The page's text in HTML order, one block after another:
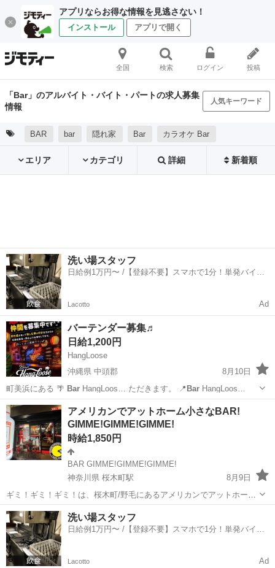
アプリならお得な情報を見逃さない！
インストール アプリで開く
全国 検索 ログイン 投稿
「Bar」のアルバイト・バイト・パートの求人募集
情報
人気キーワード
BAR bar 隠れ家 Bar カラオケ Bar
エリア カテゴリ 詳細 新着順
洗い場スタッフ
日給例1万円〜 /【登録不要】スマホで1分！単発バイト
Lacotto Ad
バーテンダー募集♬
日給1,200円
HangLoose
沖縄県 中頭郡
8月10日
町美浜にある 🌴 Bar HangLoos… ただきます。 📍 BarHangLoos…
沖縄 中頭郡 バーテンダー Bar
アメリカンでアットホーム小さなBAR!
GIMME!GIMME!GIMME!
時給1,850円
BAR GIMME!GIMME!GIMME!
神奈川県 桜木町駅
8月9日
ギミ！ギミ！ギミ！は、桜木町/野毛にあるアメリカンでアットホーム
なバーです。 小さなバーですが、週末になるとギッシリとお客さんが
スタンディングでやってきます。 お客さんに外国人の方が多いインタ
ーナショナルバーでもあり...
神奈川 横浜市 桜木町駅
洗い場スタッフ
日給例1万円〜 /【登録不要】スマホで1分！単発バイト
Lacotto Ad